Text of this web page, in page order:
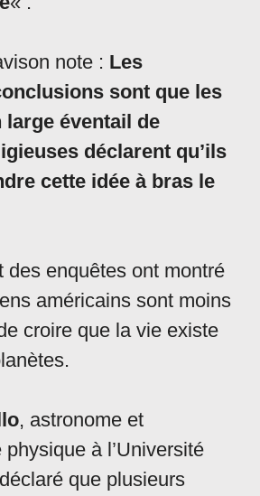
note : Les
sont que les
large éventail de
déclarent qu’ils
cette idée à bras le
des enquêtes ont montré
américains sont moins
croire que la vie existe
, astronome et
à l’Université
que plusieurs